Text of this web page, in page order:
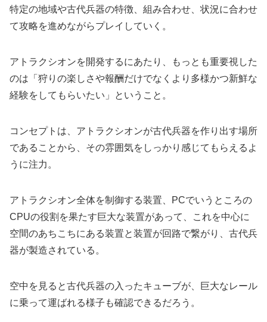
特定の地域や古代兵器の特徴、組み合わせ、状況に合わせ
て攻略を進めながらプレイしていく。
アトラクシオンを開発するにあたり、もっとも重要視した
のは「狩りの楽しさや報酬だけでなくより多様かつ新鮮な
経験をしてもらいたい」ということ。
コンセプトは、アトラクシオンが古代兵器を作り出す場所
であることから、その雰囲気をしっかり感じてもらえるよ
うに注力。
アトラクシオン全体を制御する装置、PCでいうところの
CPUの役割を果たす巨大な装置があって、これを中心に
空間のあちこちにある装置と装置が回路で繋がり、古代兵
器が製造されている。
空中を見ると古代兵器の入ったキューブが、巨大なレール
に乗って運ばれる様子も確認できるだろう。